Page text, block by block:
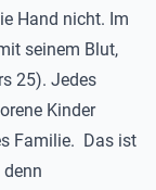
Hand nicht. Im
seinem Blut,
25). Jedes
Kinder
Familie. Das ist